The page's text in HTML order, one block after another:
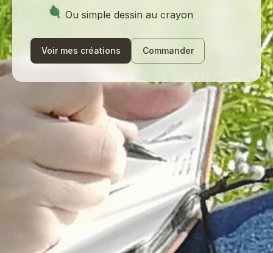
Ou simple dessin au crayon
Voir mes créations Commander